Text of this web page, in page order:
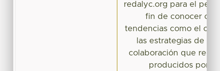
redalyc.org para el
fin de conocer
tendencias como el
las estrategias de
colaboración que
producidos por